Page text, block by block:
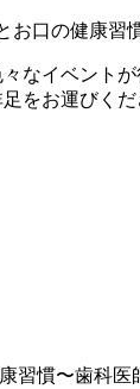
お口の健康習
なイベント
をお運びくだ
習慣〜歯科医